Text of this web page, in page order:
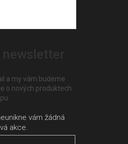
a my vám budeme
o nových produktech